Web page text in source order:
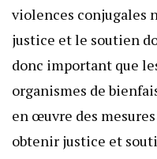
violences conjugales
justice et le soutien
donc important que
organismes de
en œuvre des
obtenir justice et